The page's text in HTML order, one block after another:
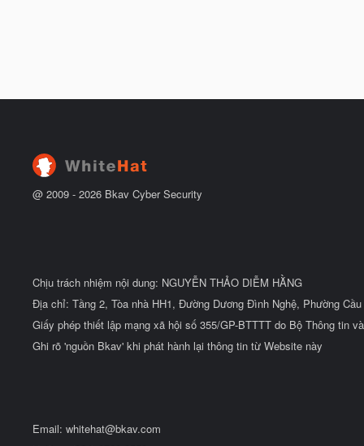
@ 2009 - 2026 Bkav Cyber Security
Chịu trách nhiệm nội dung: NGUYỄN THẢO DIỄM HẰNG
Địa chỉ: Tầng 2, Tòa nhà HH1, Đường Dương Đình Nghệ, Phường
Giấy phép thiết lập mạng xã hội số 355/GP-BTTTT do Bộ Thông tin
Ghi rõ 'nguồn Bkav' khi phát hành lại thông tin từ Website này
Email: whitehat@bkav.com